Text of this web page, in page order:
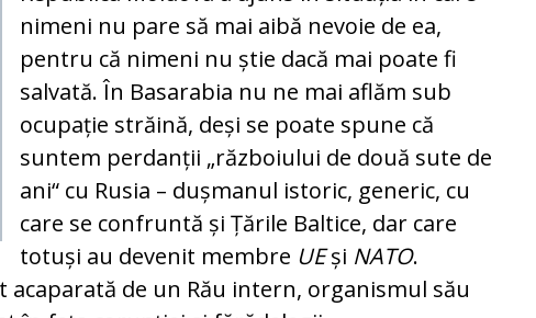
nimeni nu pare să mai aibă nevoie de ea,
pentru că nimeni nu știe dacă mai poate fi
salvată. În Basarabia nu ne mai aflăm sub
ocupație străină, deși se poate spune că
suntem perdanții „războiului de două sute de
ani“ cu Rusia – dușmanul istoric, generic, cu
care se confruntă și Țările Baltice, dar care
totuși au devenit membre UEși NATO.
acaparată de un Rău intern, organismul său